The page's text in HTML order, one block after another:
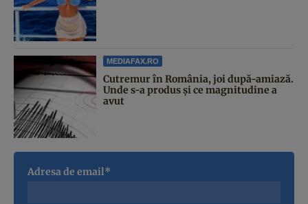
MEDIAFAX.RO
Cutremur în România, joi după-amiază.
Unde s-a produs și ce magnitudine a
avut
Adresa de email*